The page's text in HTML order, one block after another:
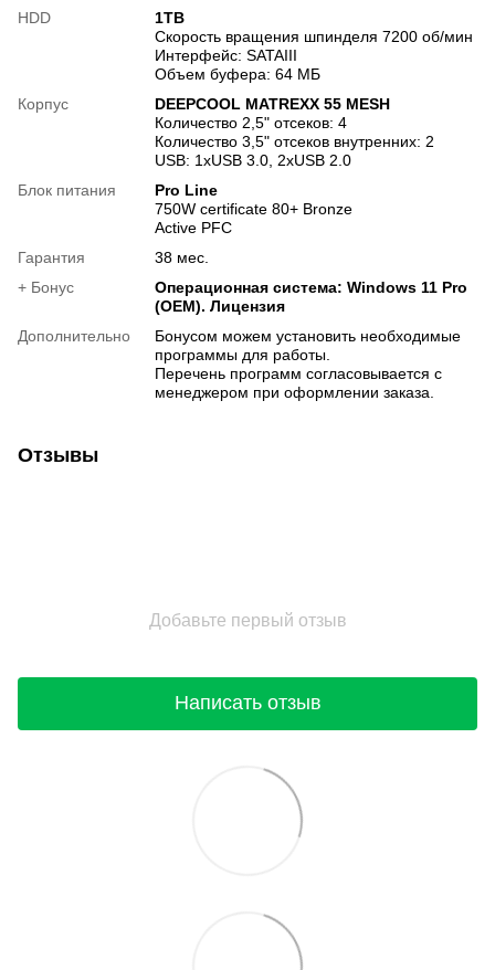
HDD
1TB
Скорость вращения шпинделя 7200 об/мин
Интерфейс: SATAIII
Объем буфера: 64 МБ
Корпус
DEEPCOOL MATREXX 55 MESH
Количество 2,5" отсеков: 4
Количество 3,5" отсеков внутренних: 2
USB: 1хUSB 3.0, 2хUSB 2.0
Блок питания
Pro Line
750W certificate 80+ Bronze
Active PFC
Гарантия
38 мес.
+ Бонус
Операционная система: Windows 11 Pro
(OEM). Лицензия
Дополнительно
Бонусом можем установить необходимые
программы для работы.
Перечень программ согласовывается с
менеджером при оформлении заказа.
Отзывы
Добавьте первый отзыв
Написать отзыв